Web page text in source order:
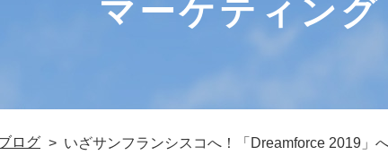
マーケティン
ログ いざサンフランシスコへ！「Dreamforce 2019」